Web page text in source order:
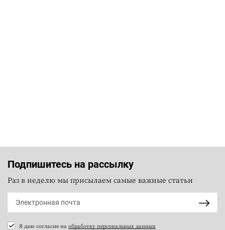
Подпишитесь на рассылку
Раз в неделю мы присылаем самые важные статьи
Я даю согласие на обработку персональных данных